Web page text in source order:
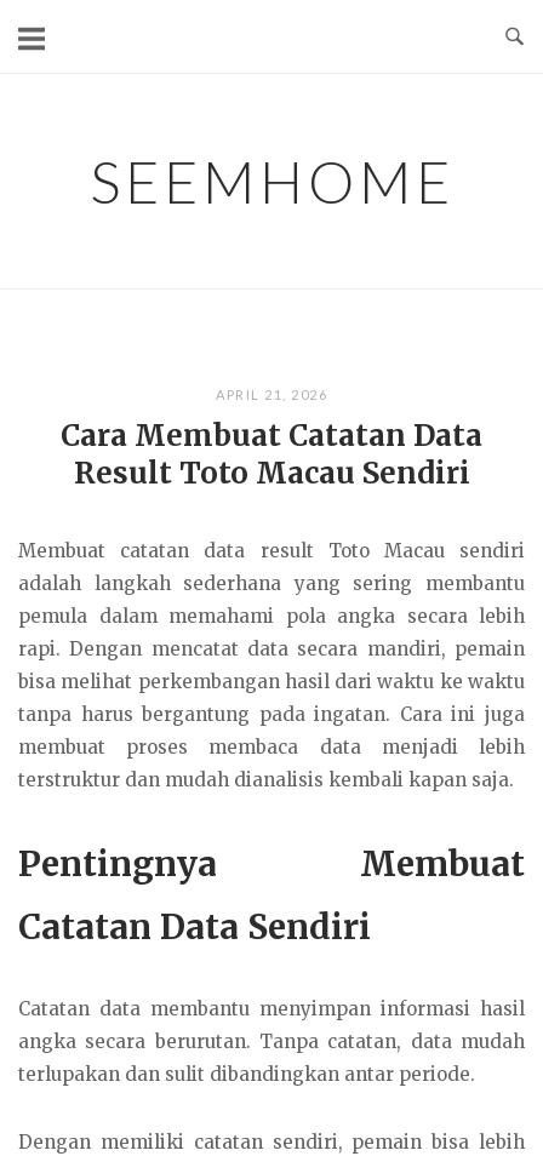
SEEMHOME
APRIL 21, 2026
Cara Membuat Catatan Data
Result Toto Macau Sendiri
Membuat catatan data result Toto Macau sendiri
adalah langkah sederhana yang sering membantu
pemula dalam memahami pola angka secara lebih
rapi. Dengan mencatat data secara mandiri, pemain
bisa melihat perkembangan hasil dari waktu ke waktu
tanpa harus bergantung pada ingatan. Cara ini juga
membuat proses membaca data menjadi lebih
terstruktur dan mudah dianalisis kembali kapan saja.
Pentingnya Membuat
Catatan Data Sendiri
Catatan data membantu menyimpan informasi hasil
angka secara berurutan. Tanpa catatan, data mudah
terlupakan dan sulit dibandingkan antar periode.
Dengan memiliki catatan sendiri, pemain bisa lebih